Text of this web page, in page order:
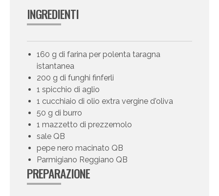
INGREDIENTI
160 g di farina per polenta taragna
istantanea
200 g di funghi finferli
1 spicchio di aglio
1 cucchiaio di olio extra vergine d'oliva
50 g di burro
1 mazzetto di prezzemolo
sale QB
pepe nero macinato QB
Parmigiano Reggiano QB
PREPARAZIONE